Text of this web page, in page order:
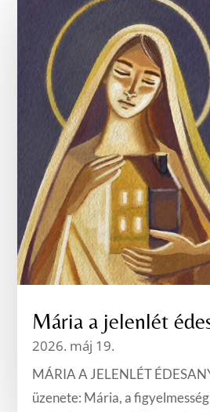
Mária a jelenlét
2026. máj 19.
MÁRIA A JELENLÉT
üzenete: Mária, a